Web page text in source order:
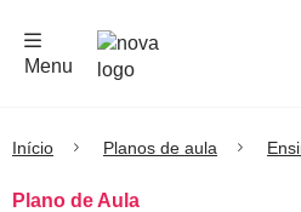
Menu
Início Planos de aula
Plano de Aula